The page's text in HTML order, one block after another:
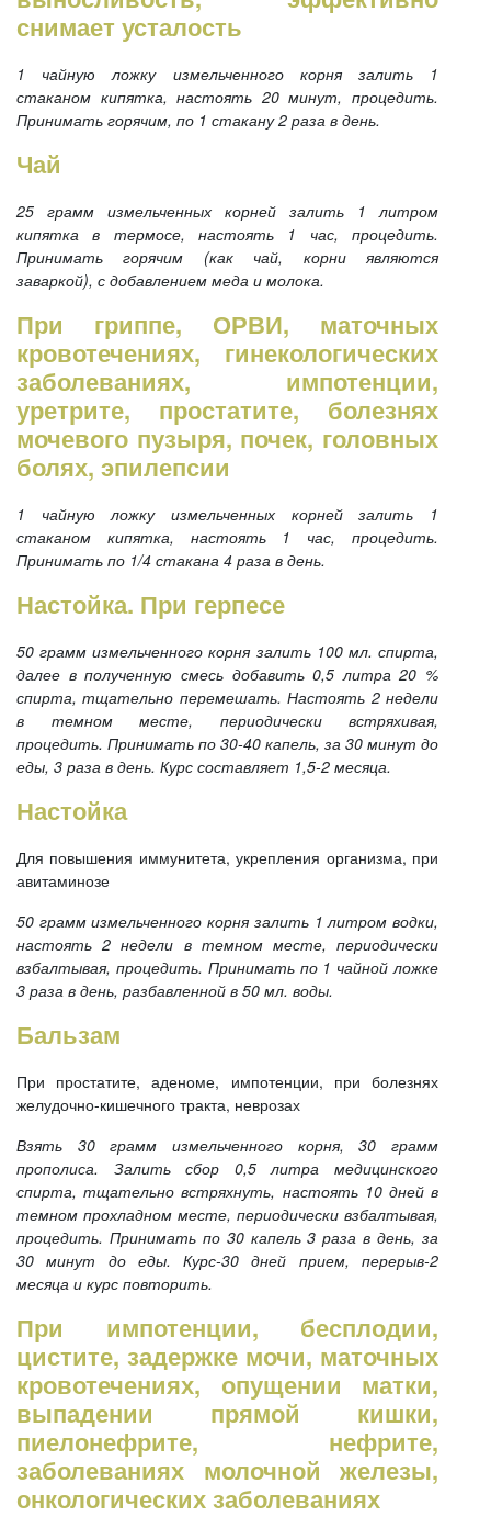
снимает усталость
1 чайную ложку измельченного корня залить 1
стаканом кипятка, настоять 20 минут, процедить.
Принимать горячим, по 1 стакану 2 раза в день.
Чай
25 грамм измельченных корней залить 1 литром
кипятка в термосе, настоять 1 час, процедить.
Принимать горячим (как чай, корни являются
заваркой), с добавлением меда и молока.
При гриппе, ОРВИ, маточных
кровотечениях, гинекологических
заболеваниях, импотенции,
уретрите, простатите, болезнях
мочевого пузыря, почек, головных
болях, эпилепсии
1 чайную ложку измельченных корней залить 1
стаканом кипятка, настоять 1 час, процедить.
Принимать по 1/4 стакана 4 раза в день.
Настойка. При герпесе
50 грамм измельченного корня залить 100 мл. спирта,
далее в полученную смесь добавить 0,5 литра 20 %
спирта, тщательно перемешать. Настоять 2 недели
в темном месте, периодически встряхивая,
процедить. Принимать по 30-40 капель, за 30 минут до
еды, 3 раза в день. Курс составляет 1,5-2 месяца.
Настойка
Для повышения иммунитета, укрепления организма, при
авитаминозе
50 грамм измельченного корня залить 1 литром водки,
настоять 2 недели в темном месте, периодически
взбалтывая, процедить. Принимать по 1 чайной ложке
3 раза в день, разбавленной в 50 мл. воды.
Бальзам
При простатите, аденоме, импотенции, при болезнях
желудочно-кишечного тракта, неврозах
Взять 30 грамм измельченного корня, 30 грамм
прополиса. Залить сбор 0,5 литра медицинского
спирта, тщательно встряхнуть, настоять 10 дней в
темном прохладном месте, периодически взбалтывая,
процедить. Принимать по 30 капель 3 раза в день, за
30 минут до еды. Курс-30 дней прием, перерыв-2
месяца и курс повторить.
При импотенции, бесплодии,
цистите, задержке мочи, маточных
кровотечениях, опущении матки,
выпадении прямой кишки,
пиелонефрите, нефрите,
заболеваниях молочной железы,
онкологических заболеваниях